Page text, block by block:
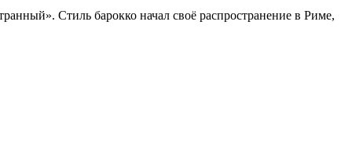
Стиль барокко начал своё распространение в Риме,